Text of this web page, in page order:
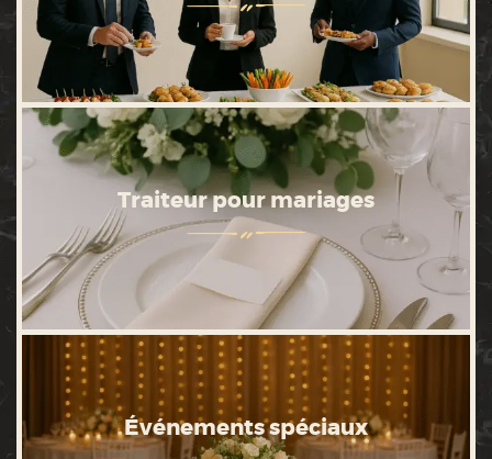
Traiteur pour mariages
Événements spéciaux